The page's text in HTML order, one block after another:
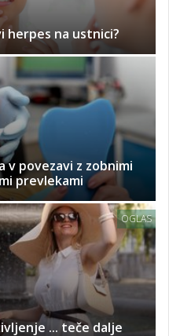
herpes na ustnici?
v povezavi z zobnimi
prevlekami
OGLAS
... teče dalje